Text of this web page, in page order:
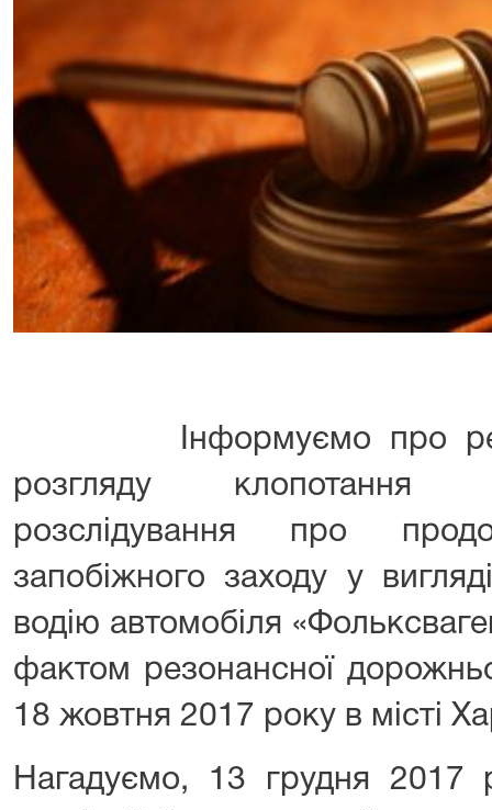
Інформуємо про
розгляду клопотання
розслідування про
запобіжного заходу у
водію автомобіля
фактом резонансної
18 жовтня 2017 року в місті
Нагадуємо, 13 грудня 2017